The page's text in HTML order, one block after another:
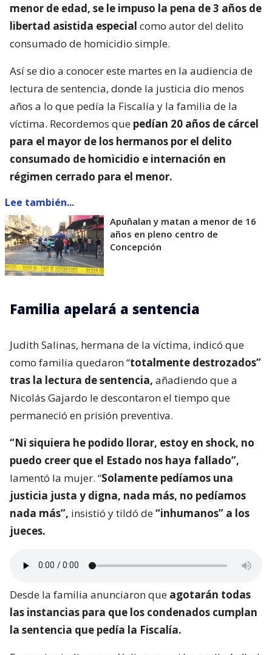
menor de edad, se le impuso la pena de 3 años de
libertad asistida especial como autor del delito
consumado de homicidio simple.
Así se dio a conocer este martes en la audiencia de
lectura de sentencia, donde la justicia dio menos
años a lo que pedía la Fiscalía y la familia de la
víctima. Recordemos que pedían 20 años de cárcel
para el mayor de los hermanos por el delito
consumado de homicidio e internación en
régimen cerrado para el menor.
Lee también...
Apuñalan y matan a menor de 16
años en pleno centro de
Concepción
Familia apelará a sentencia
Judith Salinas, hermana de la víctima, indicó que
como familia quedaron “totalmente destrozados”
tras la lectura de sentencia, añadiendo que a
Nicolás Gajardo le descontaron el tiempo que
permaneció en prisión preventiva.
“Ni siquiera he podido llorar, estoy en shock, no
puedo creer que el Estado nos haya fallado”,
lamentó la mujer. “Solamente pedíamos una
justicia justa y digna, nada más, no pedíamos
nada más”, insistió y tildó de“inhumanos” a los
jueces.
Desde la familia anunciaron que agotarán todas
las instancias para que los condenados cumplan
la sentencia que pedía la Fiscalía.